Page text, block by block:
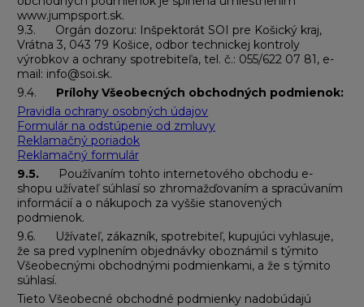
www.jumpsport.sk.
9.3. Orgán dozoru: Inšpektorát SOI pre Košický kraj,
Vrátna 3, 043 79 Košice, odbor technickej kontroly
výrobkov a ochrany spotrebiteľa, tel. č.: 055/622 07 81, e-
mail: info@soi.sk.
9.4. Prílohy Všeobecných obchodných podmienok:
Pravidla ochrany osobných údajov
Formulár na odstúpenie od zmluvy
Reklamačný poriadok
Reklamačný formulár
9.5. Používaním tohto internetového obchodu e-
shopu užívateľ súhlasí so zhromažďovaním a spracúvaním
informácií a o nákupoch za vyššie stanovených
podmienok.
9.6. Užívateľ, zákazník, spotrebiteľ, kupujúci vyhlasuje,
že sa pred vyplnením objednávky oboznámil s týmito
Všeobecnými obchodnými podmienkami, a že s týmito
súhlasí.
Tieto Všeobecné obchodné podmienky nadobúdajú